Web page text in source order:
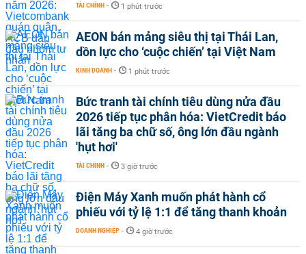
TÀI CHÍNH - 1 phút trước
AEON bán mảng siêu thị tại Thái Lan,
dồn lực cho ‘cuộc chiến’ tại Việt Nam
KINH DOANH - 1 phút trước
Bức tranh tài chính tiêu dùng nửa đầu
2026 tiếp tục phân hóa: VietCredit báo
lãi tăng ba chữ số, ông lớn đầu ngành
'hụt hơi'
TÀI CHÍNH - 3 giờ trước
Điện Máy Xanh muốn phát hành cổ
phiếu với tỷ lệ 1:1 để tăng thanh khoản
DOANH NGHIỆP - 4 giờ trước